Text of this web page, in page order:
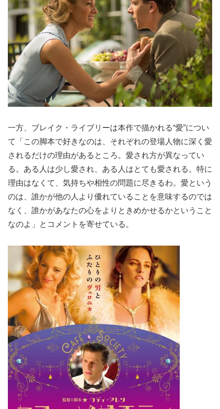
一方、ブレイク・ライブリーは本作で描かれる“愛”につい
て「この脚本で好きなのは、それぞれの登場人物に深く愛
されるだけの理由があるところ。愛され方が異なってい
る。ある人は少し愛され、ある人はとても愛される。特に
理由はなくて、気持ちや相性の問題に尽きるわ。愛という
のは、誰かが他の人より優れていることを意味するのでは
なく、誰かがあなたの心をよりときめかせるかということ
なのよ」とコメントを寄せている。